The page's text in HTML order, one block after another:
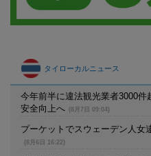
タイローカルニュース
今年前半に違法観光業者3000
安全向上へ
(8月7日 09:04)
プーケットでスウェーデン人
(8月6日 16:22)